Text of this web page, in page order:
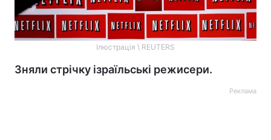
Ілюстрація \ REUTERS
Зняли стрічку ізраїльські режисери.
Реклама